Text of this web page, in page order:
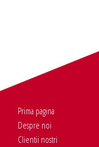
Prima pagina
Despre noi
Clientii nostri